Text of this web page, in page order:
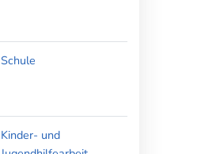
Schule
Kinder- und